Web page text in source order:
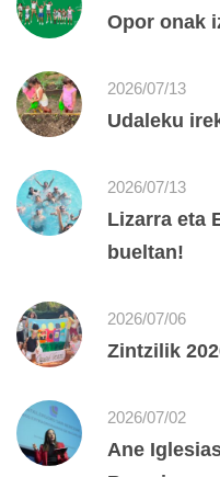
Opor onak
2026/07/13
Udaleku
2026/07/13
Lizarra eta
bueltan!
2026/07/06
Zintzilik
2026/07/02
Ane